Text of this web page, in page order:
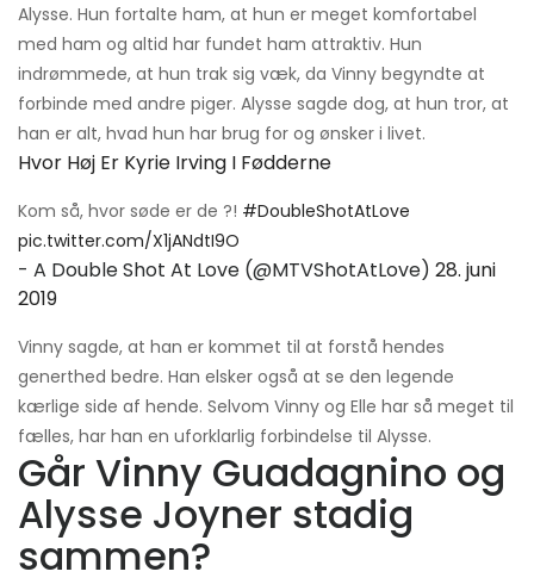
Alysse. Hun fortalte ham, at hun er meget komfortabel
med ham og altid har fundet ham attraktiv. Hun
indrømmede, at hun trak sig væk, da Vinny begyndte at
forbinde med andre piger. Alysse sagde dog, at hun tror, ​​at
han er alt, hvad hun har brug for og ønsker i livet.
Hvor Høj Er Kyrie Irving I Fødderne
Kom så, hvor søde er de ?! #DoubleShotAtLove
pic.twitter.com/X1jANdtI9O
- A Double Shot At Love (@MTVShotAtLove) 28. juni
2019
Vinny sagde, at han er kommet til at forstå hendes
generthed bedre. Han elsker også at se den legende
kærlige side af hende. Selvom Vinny og Elle har så meget til
fælles, har han en uforklarlig forbindelse til Alysse.
Går Vinny Guadagnino og
Alysse Joyner stadig
sammen?